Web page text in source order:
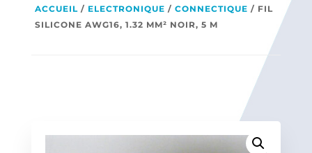
Favoris
ACCUEIL / ELECTRONIQUE / CONNECTIQUE / FIL
SILICONE AWG16, 1.32 MM² NOIR, 5 M